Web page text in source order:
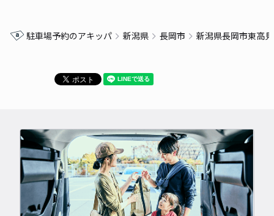
駐車場予約のアキッパ 新潟県 長岡市 新潟県長岡市東高